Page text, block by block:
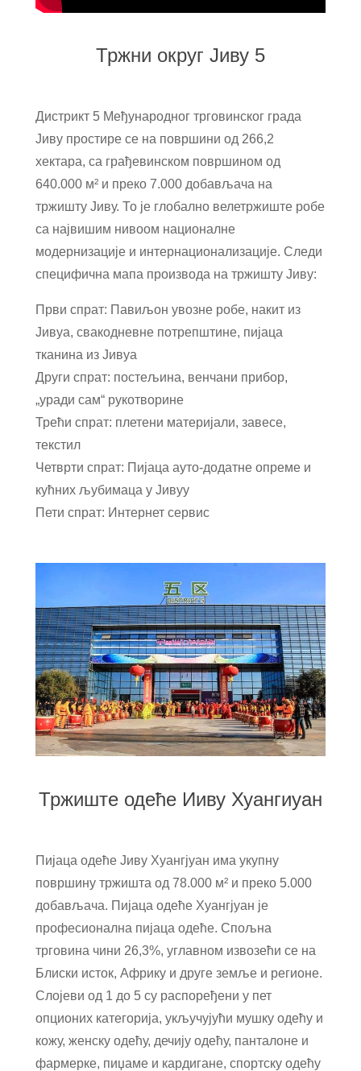
Тржни округ Јиву 5
Дистрикт 5 Међународног трговинског града
Јиву простире се на површини од 266,2
хектара, са грађевинском површином од
640.000 м² и преко 7.000 добављача на
тржишту Јиву. То је глобално велетржиште робе
са највишим нивоом националне
модернизације и интернационализације. Следи
специфична мапа производа на тржишту Јиву:
Први спрат: Павиљон увозне робе, накит из
Јивуа, свакодневне потрепштине, пијаца
тканина из Јивуа
Други спрат: постељина, венчани прибор,
„уради сам“ рукотворине
Трећи спрат: плетени материјали, завесе,
текстил
Четврти спрат: Пијаца ауто-додатне опреме и
кућних љубимаца у Јивуу
Пети спрат: Интернет сервис
Тржиште одеће Ииву Хуангиуан
Пијаца одеће Јиву Хуангјуан има укупну
површину тржишта од 78.000 м² и преко 5.000
добављача. Пијаца одеће Хуангјуан је
професионална пијаца одеће. Спољна
трговина чини 26,3%, углавном извозећи се на
Блиски исток, Африку и друге земље и регионе.
Слојеви од 1 до 5 су распоређени у пет
опционих категорија, укључујући мушку одећу и
кожу, женску одећу, дечију одећу, панталоне и
фармерке, пиџаме и кардигане, спортску одећу